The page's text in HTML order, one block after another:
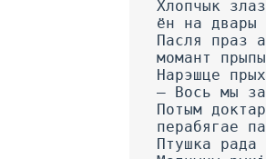
Хлопчык
ён на двары
Пасля праз
момант
Нарэшце
— Вось мы
Потым
перабягае
Птушка